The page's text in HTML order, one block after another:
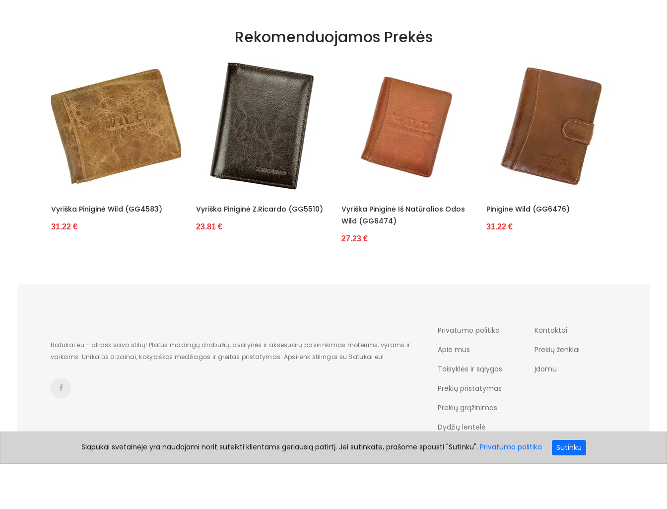
Rekomenduojamos Prekės
Vyriška Piniginė Wild (GG4583)
31.22 €
Vyriška Piniginė Z.Ricardo (GG5510)
23.81 €
Vyriška Piniginė Iš Natūralios Odos
Wild (GG6474)
27.23 €
Piniginė Wild (GG6476)
31.22 €
Batukai.eu - atrask savo stilių! Platus madingų drabužių, avalynės ir aksesuarų pasirinkimas moterims, vyrams ir
vaikams. Unikalūs dizainai, kokybiškos medžiagos ir greitas pristatymas. Apsirenk stilingai su Batukai.eu!
Privatumo politika
Apie mus
Taisyklės ir sąlygos
Prekių pristatymas
Prekių grąžinimas
Dydžių lentelė
Kontaktai
Prekių ženklai
Įdomu
Slapukai svetainėje yra naudojami norit suteikti klientams geriausią patirtį. Jei sutinkate, prašome spausti "Sutinku". Privatumo politika Sutinku